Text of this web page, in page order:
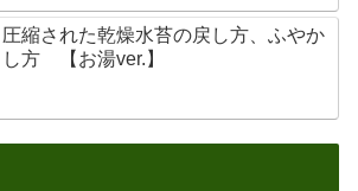
圧縮された乾燥水苔の戻し方、ふやか
し方 【お湯ver.】